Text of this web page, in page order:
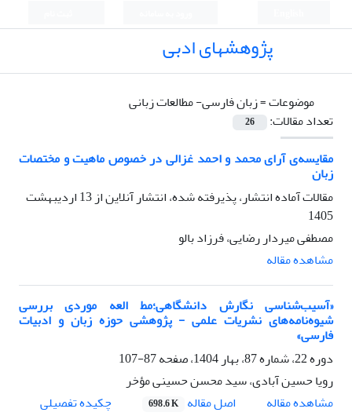
پژوهشهای ادبی
موضوعات =زبان فارسی- مطالعات زبانی
تعداد مقالات:
26
مقایسه‌ی آرای محمد و احمد غزالی در خصوص ماهیت و مختصات
زبان
مقالات آماده انتشار، پذیرفته شده، انتشار آنلاین از
13 اردیبهشت
1405
مصطفی میردار رضایی، فرزاد بالو
مشاهده مقاله
«آسیب‌شناسی نگارش دانشگاهی؛مط العه موردی بررسی
شیوه‌نامه‌های نشریات علمی - پژوهشی حوزه زبان و ادبیات
فارسی»
دوره 22، شماره 87، بهار 1404، صفحه
87-107
رویا حسین آبادی، سید محسن حسینی مؤخر
مشاهده مقاله
اصل مقاله 698.6 K
چکیده تفصیلی